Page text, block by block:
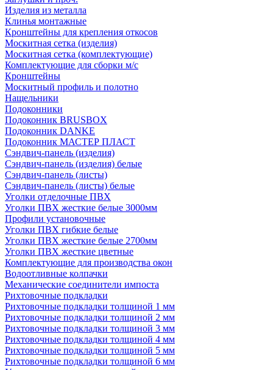
Изделия из металла
Клинья монтажные
Кронштейны для крепления откосов
Москитная сетка (изделия)
Москитная сетка (комплектующие)
Комплектующие для сборки м/с
Кронштейны
Москитный профиль и полотно
Нащельники
Подоконники
Подоконник BRUSBOX
Подоконник DANKE
Подоконник МАСТЕР ПЛАСТ
Сэндвич-панель (изделия)
Сэндвич-панель (изделия) белые
Сэндвич-панель (листы)
Сэндвич-панель (листы) белые
Уголки отделочные ПВХ
Уголки ПВХ жесткие белые 3000мм
Профили установочные
Уголки ПВХ гибкие белые
Уголки ПВХ жесткие белые 2700мм
Уголки ПВХ жесткие цветные
Комплектующие для производства окон
Водоотливные колпачки
Механические соединители импоста
Рихтовочные подкладки
Рихтовочные подкладки толщиной 1 мм
Рихтовочные подкладки толщиной 2 мм
Рихтовочные подкладки толщиной 3 мм
Рихтовочные подкладки толщиной 4 мм
Рихтовочные подкладки толщиной 5 мм
Рихтовочные подкладки толщиной 6 мм